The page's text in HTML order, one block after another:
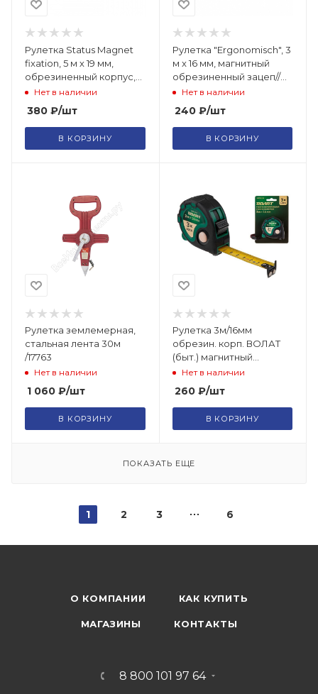
Рулетка Status Magnet
fixation, 5 м х 19 мм,
обрезиненный корпус,
зацеп с магнитом
Matrix/31023
Нет в наличии
380 ₽/шт
В КОРЗИНУ
Рулетка "Ergonomisch", 3
м x 16 мм, магнитный
обрезиненный зацеп//
Gross 31101
Нет в наличии
240₽/шт
В КОРЗИНУ
Рулетка землемерная,
стальная лента 30м
/17763
Нет в наличии
1 060 ₽/шт
В КОРЗИНУ
Рулетка 3м/16мм
обрезин. корп. ВОЛАТ
(быт.) магнитный
зацеп/20070-316
Нет в наличии
260₽/шт
В КОРЗИНУ
ПОКАЗАТЬ ЕЩЕ
1 2 3 6
О КОМПАНИИ КАК КУПИТЬ
МАГАЗИНЫ КОНТАКТЫ
8 800 101 97 64